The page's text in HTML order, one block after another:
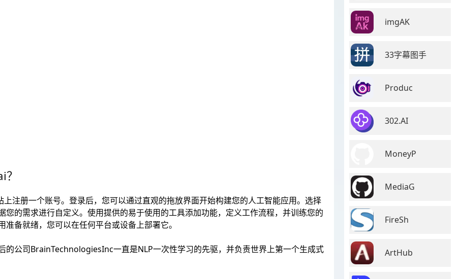
注册一个账号。登录后，您可以通过直观的拖放界面开始构建您的人工智能应用。选择
您的需求进行自定义。使用提供的易于使用的工具添加功能，定义工作流程，并训练您的
准备就绪，您可以在任何平台或设备上部署它。
的公司BrainTechnologiesInc一直是NLP一次性学习的先驱，并负责世界上第一个生成式
imgAK
33字幕图手
Produc
302.AI
MoneyP
MediaG
FireSh
ArtHub